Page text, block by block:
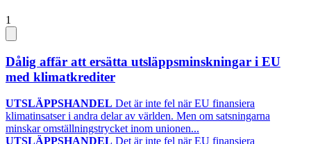
1
Dålig affär att ersätta utsläppsminskningar i EU
med klimatkrediter
UTSLÄPPSHANDEL Det är inte fel när EU finansiera
klimatinsatser i andra delar av världen. Men om satsningarna
minskar omställningstrycket inom unionen...
UTSLÄPPSHANDEL Det är inte fel när EU finansiera